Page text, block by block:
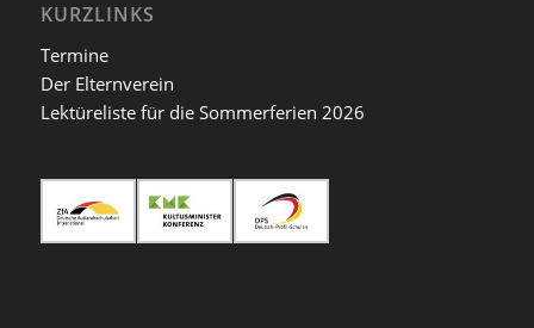
KURZLINKS
Termine
Der Elternverein
Lektüreliste für die Sommerferien 2026